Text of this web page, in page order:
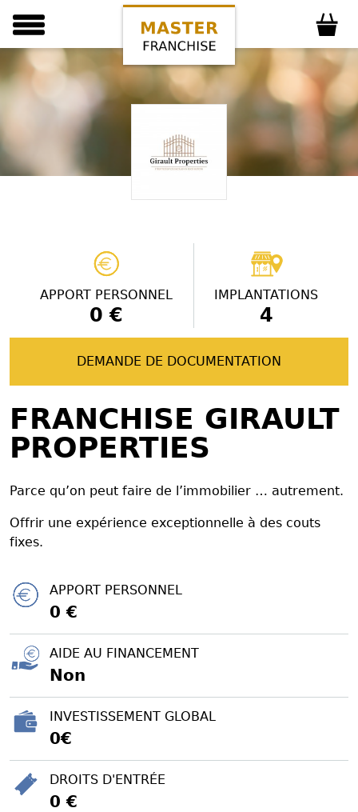
APPORT PERSONNEL
0 €
IMPLANTATIONS
4
DEMANDE DE DOCUMENTATION
FRANCHISE GIRAULT
PROPERTIES
Parce qu’on peut faire de l’immobilier … autrement.
Offrir une expérience exceptionnelle à des couts
fixes.
APPORT PERSONNEL
0 €
AIDE AU FINANCEMENT
Non
INVESTISSEMENT GLOBAL
0€
DROITS D'ENTRÉE
0 €